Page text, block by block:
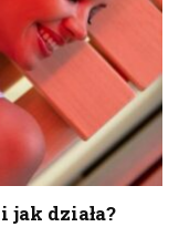
jak działa?